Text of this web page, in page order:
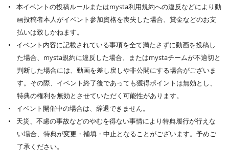
本イベントの投稿ルールまたはmysta利用規約への違反などにより動
画投稿者本人がイベント参加資格を喪失した場合、賞金などのお支
払いは致しかねます。
イベント内容に記載されている事項を全て満たさずに動画を投稿し
た場合、mysta規約に違反した場合、またはmystaチームが不適切と
判断した場合には、動画を差し戻しや非公開にする場合がございま
す。その際、イベント終了後であっても獲得ポイントは無効とし、
特典の権利を無効とさせていただく可能性があります。
イベント開催中の場合は、辞退できません。
天災、不慮の事故などのやむを得ない事情により特典履行が行えな
い場合、特典が変更・補填・中止となることがございます。予めご
了承ください。